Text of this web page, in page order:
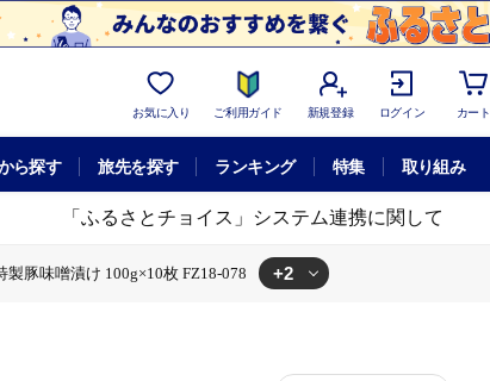
お気に入り ご利用ガイド 新規登録 ログイン カート
ら探す 旅先を探す ランキング 特集 取り組み
「ふるさとチョイス」システム連携に関して
製豚味噌漬け 100g×10枚 FZ18-078 +2